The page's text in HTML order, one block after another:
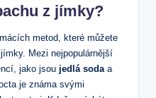
z jímky?
metod, které můžete
Mezi nejpopulárnější
jako jsou jedlá sodaa
je známa svými